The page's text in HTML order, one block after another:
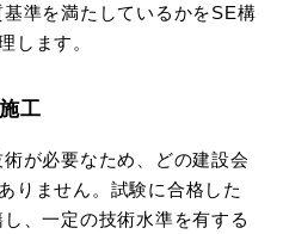
準を満たしているかをSE構
します。
工
が必要なため、どの建設会
りません。試験に合格した
、一定の技術水準を有する